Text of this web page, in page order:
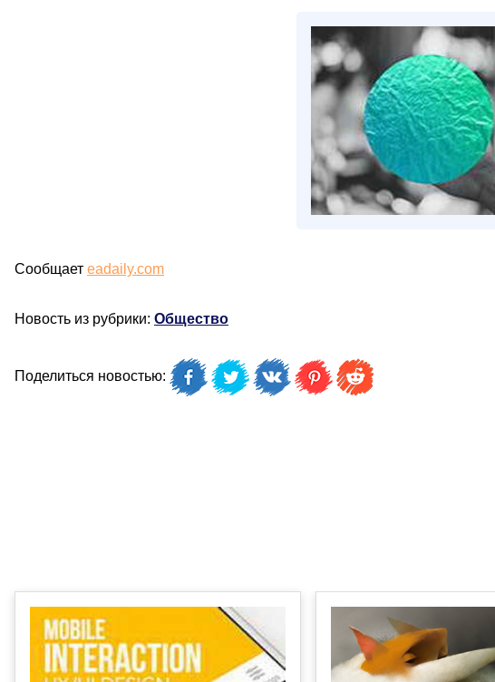
Сообщает eadaily.com
Новость из рубрики: Общество
Поделиться новостью: